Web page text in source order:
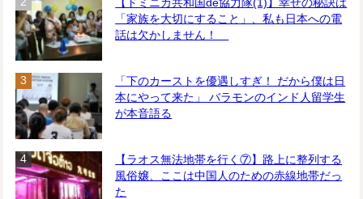
【ドミニカ共和国de協力隊(1)】幸せの秘訣は
「家族を大切にすること」、私も日本への電
話は欠かしません！
「下のカーストを優遇しすぎ！ だから僕は日
本にやって来た」 バラモンのインド人留学生
が本音語る
【ラオス無法地帯を行く⑦】路上に整列する
風俗嬢、ここは中国人のための赤線地帯だっ
た